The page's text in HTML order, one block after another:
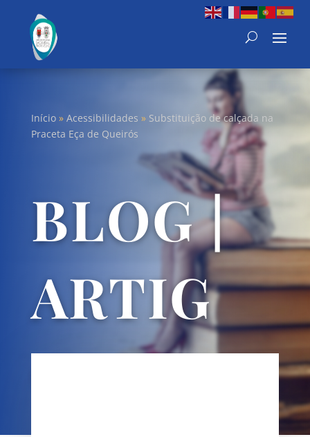
Início» Acessibilidades » Substituição de calçada na
Praceta Eça de Queirós
BLOG |
ARTIG
OS